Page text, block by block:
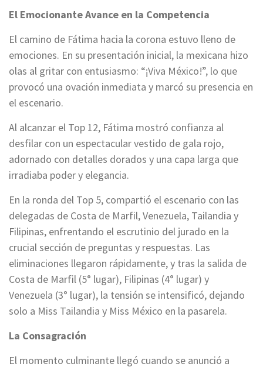
El Emocionante Avance en la Competencia
El camino de Fátima hacia la corona estuvo lleno de
emociones. En su presentación inicial, la mexicana hizo
olas al gritar con entusiasmo: “¡Viva México!”, lo que
provocó una ovación inmediata y marcó su presencia en
el escenario.
Al alcanzar el Top 12, Fátima mostró confianza al
desfilar con un espectacular vestido de gala rojo,
adornado con detalles dorados y una capa larga que
irradiaba poder y elegancia.
En la ronda del Top 5, compartió el escenario con las
delegadas de Costa de Marfil, Venezuela, Tailandia y
Filipinas, enfrentando el escrutinio del jurado en la
crucial sección de preguntas y respuestas. Las
eliminaciones llegaron rápidamente, y tras la salida de
Costa de Marfil (5° lugar), Filipinas (4° lugar) y
Venezuela (3° lugar), la tensión se intensificó, dejando
solo a Miss Tailandia y Miss México en la pasarela.
La Consagración
El momento culminante llegó cuando se anunció a